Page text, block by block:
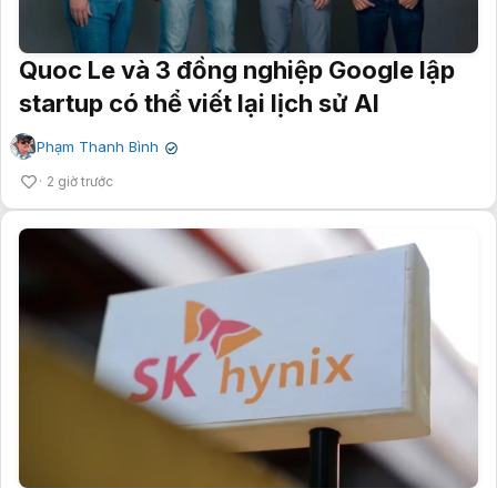
Quoc Le và 3 đồng nghiệp Google lập
startup có thể viết lại lịch sử AI
Phạm Thanh Bình ✔
2 giờ trước